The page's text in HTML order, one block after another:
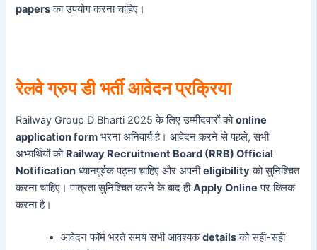
papersका उपयोग करना चाहिए।
रेलवे ग्रुप डी भर्ती आवेदन प्रक्रिया
Railway Group D Bharti 2025 के लिए उम्मीदवारों कोonline
application form भरना अनिवार्य है। आवेदन करने से पहले, सभी
अभ्यर्थियों को Railway Recruitment Board (RRB) Official
Notification ध्यानपूर्वक पढ़ना चाहिए और अपनीeligibility को सुनिश्चित
करना चाहिए। पात्रता सुनिश्चित करने के बाद हीApply Online पर क्लिक
करना है।
आवेदन फॉर्म भरते समय सभी आवश्यकdetailsको सही-सही